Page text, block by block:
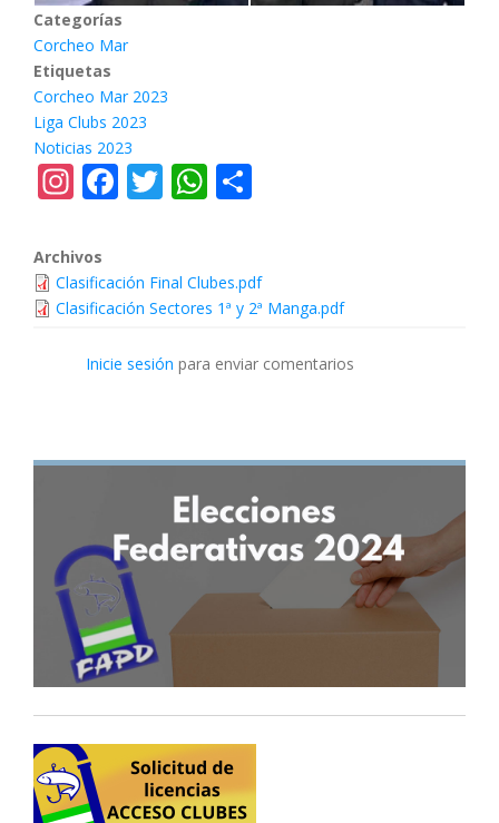
Categorías
Corcheo Mar
Etiquetas
Corcheo Mar 2023
Liga Clubs 2023
Noticias 2023
Instagram
Facebook
TwitterWhatsApp
Archivos
Clasificación Final Clubes.pdf
Clasificación Sectores 1ª y 2ª Manga.pdf
Inicie sesión para enviar comentarios